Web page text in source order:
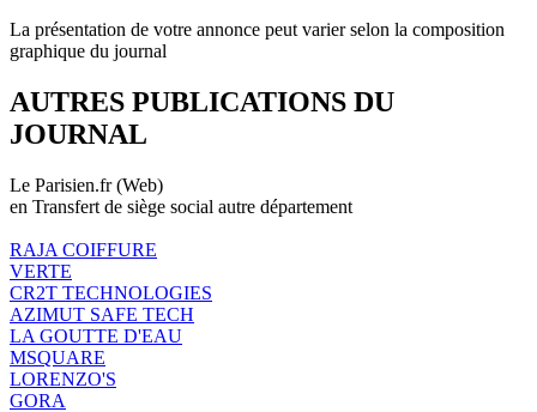
La présentation de votre annonce peut varier selon la composition
graphique du journal
AUTRES PUBLICATIONS DU
JOURNAL
Le Parisien.fr (Web)
en Transfert de siège social autre département
RAJA COIFFURE
VERTE
CR2T TECHNOLOGIES
AZIMUT SAFE TECH
LA GOUTTE D'EAU
MSQUARE
LORENZO'S
GORA